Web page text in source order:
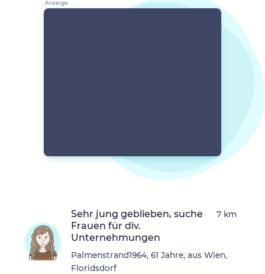
Sehr jung geblieben, suche
Frauen für div.
Unternehmungen
Palmenstrand1964, 61 Jahre, aus Wien,
Floridsdorf
7 km